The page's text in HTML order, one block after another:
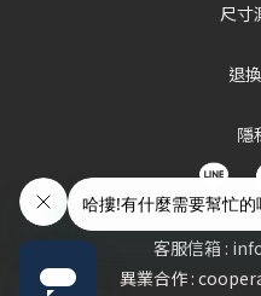
尺寸
退
隱
客服信箱 :
異業合作 :